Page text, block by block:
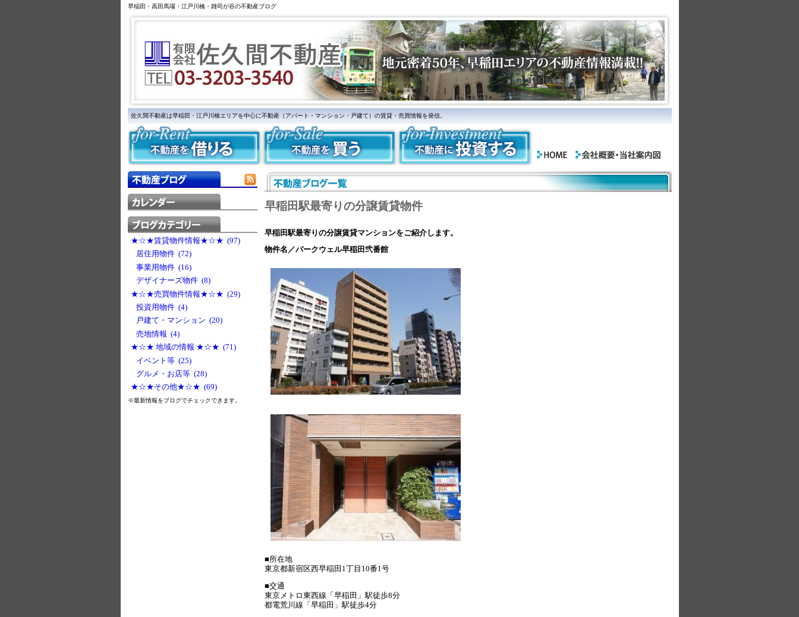
早稲田・高田馬場・江戸川橋・雑司が谷の不動産ブログ
佐久間不動産は早稲田・江戸川橋エリアを中心に不動産（アパート・マンション・戸建て）の賃貸・売買情報を発信。
早稲田駅最寄りの分譲賃貸物件
早稲田駅最寄りの分譲賃貸マンションをご紹介します。
物件名／パークウェル早稲田弐番館
■所在地
東京都新宿区西早稲田1丁目10番1号
■交通
東京メトロ東西線「早稲田」駅徒歩8分
都電荒川線「早稲田」駅徒歩4分
★☆★賃貸物件情報★☆★ (97)
居住用物件 (72)
事業用物件 (16)
デザイナーズ物件 (8)
★☆★売買物件情報★☆★ (29)
投資用物件 (4)
戸建て・マンション (20)
売地情報 (4)
★☆★ 地域の情報 ★☆★ (71)
イベント等 (25)
グルメ・お店等 (28)
★☆★その他★☆★ (69)
※最新情報をブログでチェックできます。